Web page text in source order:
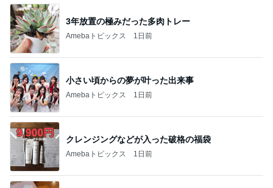
3年放置の極みだった多肉トレー
Amebaトピックス 1日前
小さい頃からの夢が叶った出来事
Amebaトピックス 1日前
クレンジングなどが入った破格の福袋
Amebaトピックス 1日前